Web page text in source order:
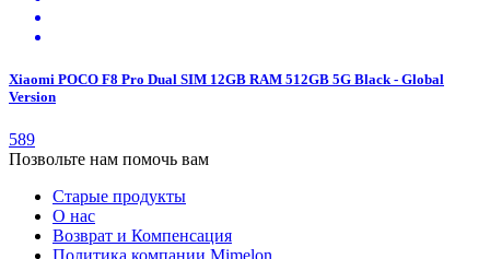
Xiaomi POCO F8 Pro Dual SIM 12GB RAM 512GB 5G Black - Global
Version
589
Позвольте нам помочь вам
Старые продукты
О нас
Возврат и Компенсация